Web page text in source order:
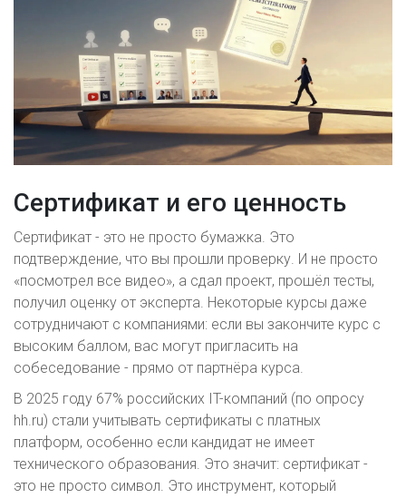
Сертификат и его ценность
Сертификат - это не просто бумажка. Это
подтверждение, что вы прошли проверку. И не просто
«посмотрел все видео», а сдал проект, прошёл тесты,
получил оценку от эксперта. Некоторые курсы даже
сотрудничают с компаниями: если вы закончите курс с
высоким баллом, вас могут пригласить на
собеседование - прямо от партнёра курса.
В 2025 году 67% российских IT-компаний (по опросу
hh.ru) стали учитывать сертификаты с платных
платформ, особенно если кандидат не имеет
технического образования. Это значит: сертификат -
это не просто символ. Это инструмент, который